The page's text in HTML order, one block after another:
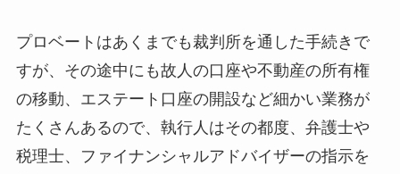
プロベートはあくまでも裁判所を通した手続きで
すが、その途中にも故人の口座や不動産の所有権
の移動、エステート口座の開設など細かい業務が
たくさんあるので、執行人はその都度、弁護士や
税理士、ファイナンシャルアドバイザーの指示を